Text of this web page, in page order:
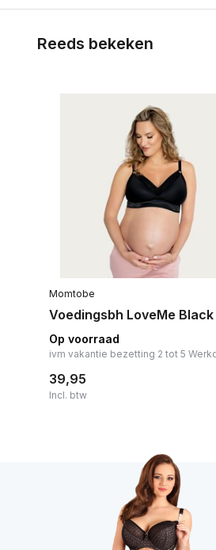
Reeds bekeken
Momtobe
Voedingsbh LoveMe Black
Op voorraad
ivm vakantie bezetting 2 tot 5
39,95
Incl. btw